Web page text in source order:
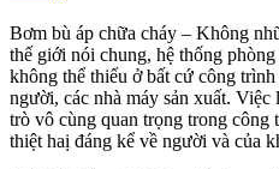
Bơm bù áp chữa cháy – Không
thế giới nói chung, hệ thống
không thể thiếu ở bất cứ công
người, các nhà máy sản xuất.
trò vô cùng quan trọng trong công
thiệt haị đáng kể về người và của